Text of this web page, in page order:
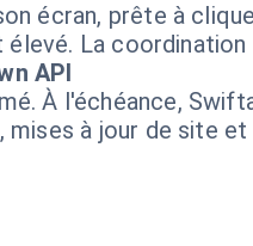
écran, prête à
La
API
À l'échéance,
mises à jour de site